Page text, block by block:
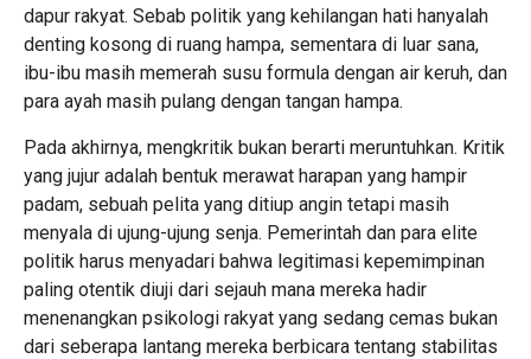
dapur rakyat. Sebab politik yang kehilangan hati hanyalah
denting kosong di ruang hampa, sementara di luar sana,
ibu-ibu masih memerah susu formula dengan air keruh, dan
para ayah masih pulang dengan tangan hampa.
Pada akhirnya, mengkritik bukan berarti meruntuhkan. Kritik
yang jujur adalah bentuk merawat harapan yang hampir
padam, sebuah pelita yang ditiup angin tetapi masih
menyala di ujung-ujung senja. Pemerintah dan para elite
politik harus menyadari bahwa legitimasi kepemimpinan
paling otentik diuji dari sejauh mana mereka hadir
menenangkan psikologi rakyat yang sedang cemas bukan
dari seberapa lantang mereka berbicara tentang stabilitas